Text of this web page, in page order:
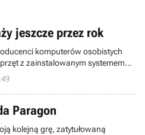
jeszcze przez rok
komputerów osobistych
z zainstalowanym systemem
do 31 października 2016 roku.
Paragon
kolejną grę, zatytułowaną